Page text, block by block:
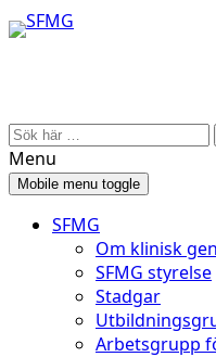
Skip
to
Skip
to
Search
for:
Menu
Mobile menu toggle
SFMG
Om klinisk
SFMG styrelse
Stadgar
Arbetsgrupp